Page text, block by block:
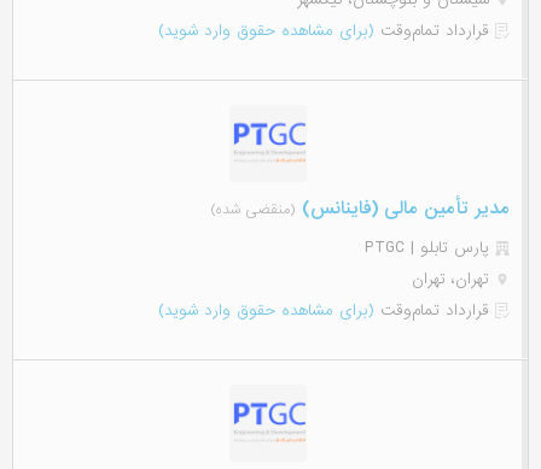
قرارداد تمام‌وقت (برای مشاهده حقوق وارد شوید)
مدیر تأمین مالی (فاینانس) (منقضی شده)
پارس تابلو | PTGC
تهران، تهران
قرارداد تمام‌وقت (برای مشاهده حقوق وارد شوید)